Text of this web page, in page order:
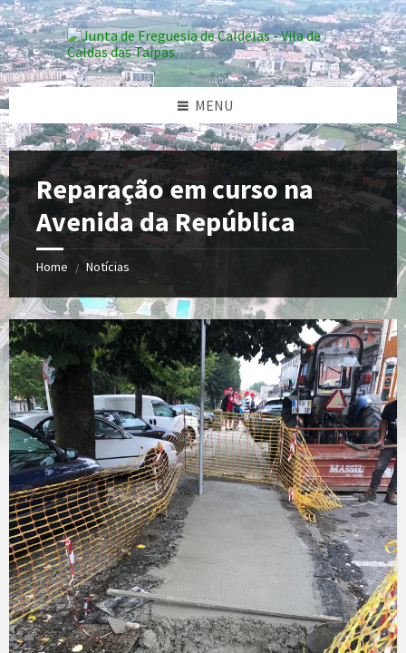
Skip
to
content
Skip
to
left
sidebar
Skip
to
right
sidebar
Skip
to
footer
MENU
Reparação em curso na
Avenida da República
Home / Notícias